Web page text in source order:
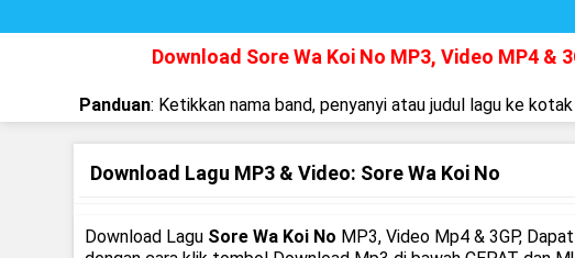
Download Sore Wa Koi No MP3, Video MP4 &
Panduan: Ketikkan nama band, penyanyi atau judul lagu ke
Download Lagu MP3 & Video: Sore Wa Koi No
Download Lagu Sore Wa Koi No MP3, Video Mp4 & 3GP,